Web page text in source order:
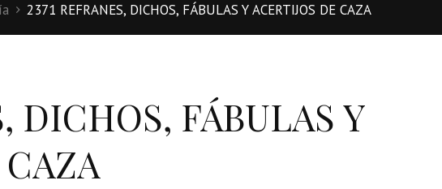
2371 REFRANES, DICHOS, FÁBULAS Y ACERTIJOS DE CAZA
DICHOS, FÁBULAS Y